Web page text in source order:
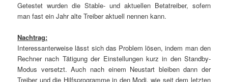
Getes­tet wur­den die Sta­ble- und aktu­el­len Betat­rei­ber, sofern
man fast ein Jahr alte Trei­ber aktu­ell nen­nen kann.
Nach­trag:
Inter­es­san­ter­wei­se lässt sich das Pro­blem lösen, indem man den
Rech­ner nach Täti­gung der Ein­stel­lun­gen kurz in den Stand­by-
Modus ver­setzt. Auch nach einem Neu­start blei­ben dann der
Trei­ber und die Hilfs­pro­gram­me in den Modi, wie seit dem letz­ten